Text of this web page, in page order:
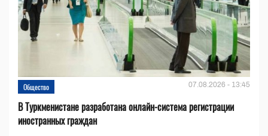
Общество 07.08.2026 - 13:45
В Туркменистане разработана онлайн-система регистрации
иностранных граждан